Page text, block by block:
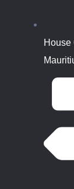
House